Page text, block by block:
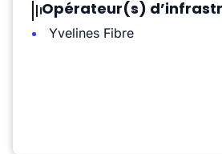
Opérateur(s)
Yvelines Fibre